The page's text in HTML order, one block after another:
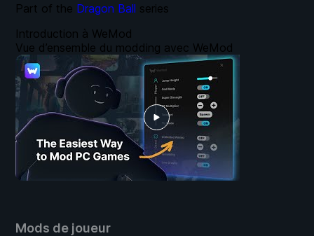
Mods de joueur
Introduction à WeMod
Vue d’ensemble du modding avec WeMod
Part of the Dragon Ball series